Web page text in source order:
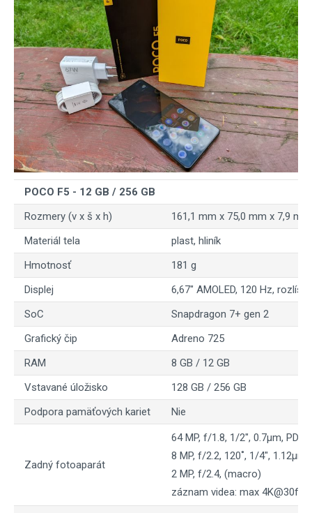
POCO F5 - 12 GB / 256 GB
Rozmery (v x š x h)
161,1 mm x 75,0 mm x 7,9 mm
Materiál tela
plast, hliník
Hmotnosť
181 g
Displej
6,67" AMOLED, 120 Hz,
SoC
Snapdragon 7+ gen 2
Grafický čip
Adreno 725
RAM
8 GB / 12 GB
Vstavané úložisko
128 GB / 256 GB
Podpora pamäťových kariet
Nie
Zadný fotoaparát
64 MP, f/1.8, 1/2", 0.7µm,
8 MP, f/2.2, 120˚, 1/4", 1.12µm
2 MP, f/2.4, (macro)
záznam videa: max 4K@30fps